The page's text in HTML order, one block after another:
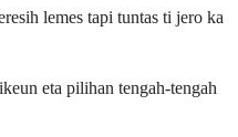
lemes tapi tuntas ti jero ka
eta pilihan tengah-tengah